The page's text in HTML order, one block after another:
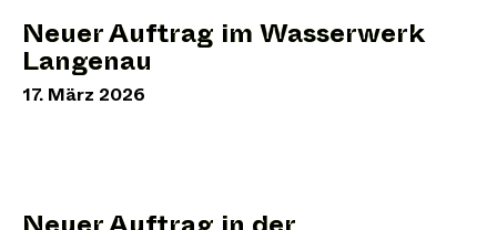
Neuer Auftrag im Wasserwerk
Langenau
17. März 2026